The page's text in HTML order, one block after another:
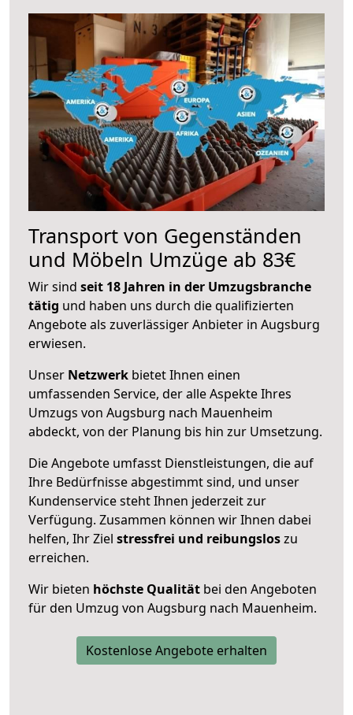
Transport von Gegenständen
und Möbeln Umzüge ab 83€
Wir sind seit 18 Jahren in der Umzugsbranche
tätig und haben uns durch die qualifizierten
Angebote als zuverlässiger Anbieter in Augsburg
erwiesen.
Unser Netzwerk bietet Ihnen einen
umfassenden Service, der alle Aspekte Ihres
Umzugs von Augsburg nach Mauenheim
abdeckt, von der Planung bis hin zur Umsetzung.
Die Angebote umfasst Dienstleistungen, die auf
Ihre Bedürfnisse abgestimmt sind, und unser
Kundenservice steht Ihnen jederzeit zur
Verfügung. Zusammen können wir Ihnen dabei
helfen, Ihr Ziel stressfrei und reibungsloszu
erreichen.
Wir bieten höchste Qualität bei den Angeboten
für den Umzug von Augsburg nach Mauenheim.
Kostenlose Angebote erhalten